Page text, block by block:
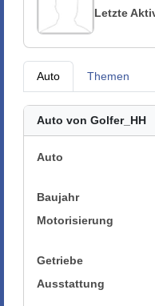
Letzte
Auto Themen
Auto von Golfer_HH
Auto
Baujahr
Motorisierung
Getriebe
Ausstattung